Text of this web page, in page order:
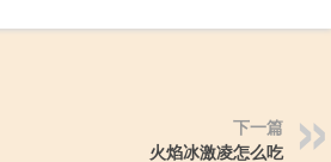
下一篇
火焰冰激凌怎么吃